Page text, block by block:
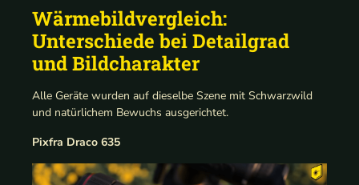
Wärmebildvergleich:
Unterschiede bei Detailgrad
und Bildcharakter
Alle Geräte wurden auf dieselbe Szene mit Schwarzwild
und natürlichem Bewuchs ausgerichtet.
Pixfra Draco 635